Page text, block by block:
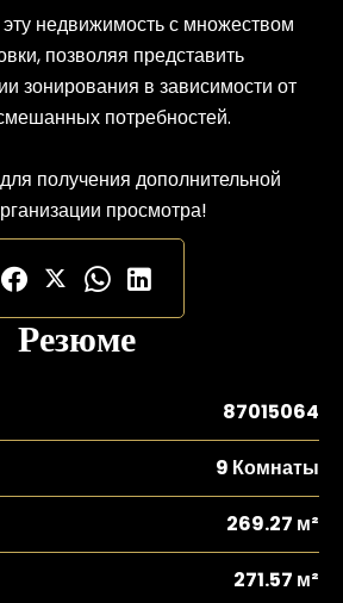
недвижимость с множеством
позволяя представить
зонирования в зависимости от
потребностей.
получения дополнительной
просмотра!
Резюме
87015064
9 Комнаты
269.27 м²
271.57 м²